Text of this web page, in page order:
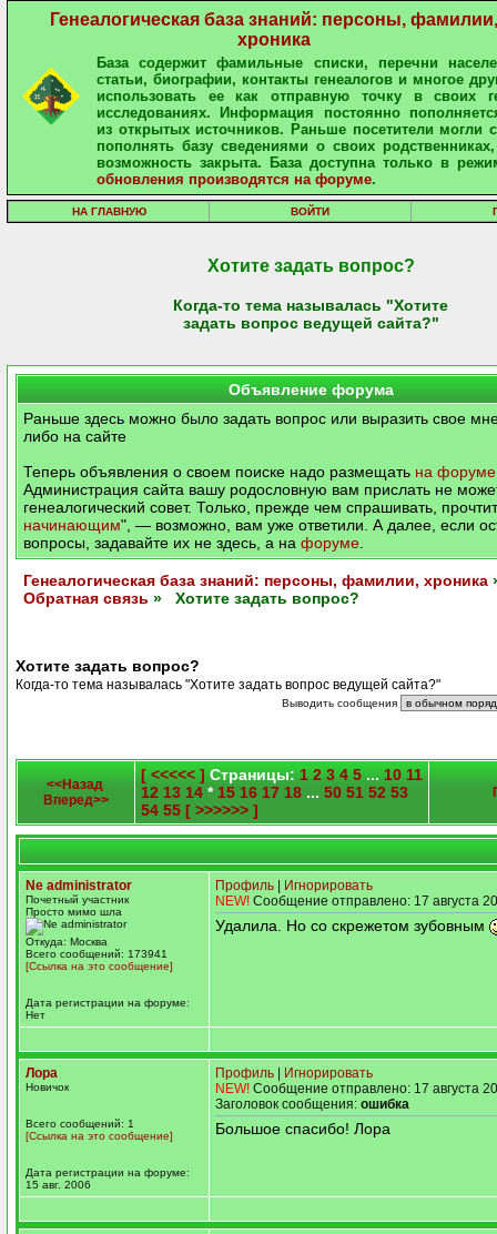
Генеалогическая база знаний: персоны, фамилии,
хроника
База содержит фамильные списки, перечни
статьи, биографии, контакты генеалогов и многое
использовать ее как отправную точку в своих
исследованиях. Информация постоянно
из открытых источников. Раньше посетители могли
пополнять базу сведениями о своих
возможность закрыта. База доступна только в
обновления производятся на форуме.
НА ГЛАВНУЮ ВОЙТИ
Хотите задать вопрос?
Когда-то тема называлась "Хотите
задать вопрос ведущей сайта?"
Объявление форума
Раньше здесь можно было задать вопрос или выразить свое
либо на сайте
Теперь объявления о своем поиске надо размещать на форуме
Администрация сайта вашу родословную вам прислать не
генеалогический совет. Только, прежде чем спрашивать,
начинающим", — возможно, вам уже ответили. А далее, если
вопросы, задавайте их не здесь, а на форуме
Генеалогическая база знаний: персоны, фамилии, хроника
Обратная связь » Хотите задать вопрос?
Хотите задать вопрос?
Когда-то тема называлась "Хотите задать вопрос ведущей сайта?"
Выводить сообщения
<<Назад
Вперед>>
[ <<<<< ] Страницы: 1 2 3 4 5 ... 10 11
12 13 14 * 15 16 17 18 ... 50 51 52 53
54 55 [ >>>>>> ]
Ne administrator
Почетный участник
Просто мимо шла
Откуда: Москва
Всего сообщений: 173941
[Ссылка на это сообщение]
Дата регистрации на форуме:
Нет
Профиль
Игнорировать
NEW! Сообщение отправлено: 17 августа
Удалила. Но со скрежетом зубовным
Лора
Новичок
Всего сообщений: 1
[Ссылка на это сообщение]
Дата регистрации на форуме:
15 авг. 2006
Профиль
Игнорировать
NEW! Сообщение отправлено: 17 августа
Заголовок сообщения: ошибка
Большое спасибо! Лора